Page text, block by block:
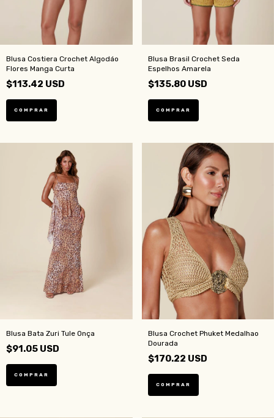
Blusa Costiera Crochet Algodáo
Flores Manga Curta
$113.42 USD
COMPRAR
Blusa Brasil Crochet Seda
Espelhos Amarela
$135.80 USD
COMPRAR
Blusa Bata Zuri Tule Onça
$91.05 USD
COMPRAR
Blusa Crochet Phuket Medalhao
Dourada
$170.22 USD
COMPRAR